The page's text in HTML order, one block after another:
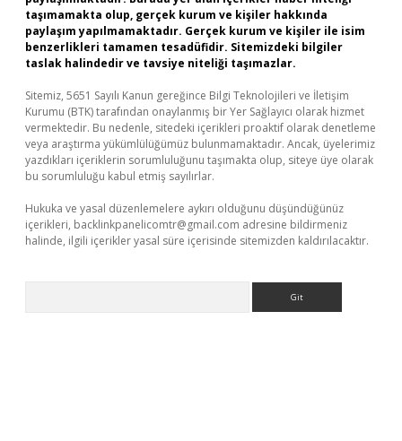
taşımamakta olup, gerçek kurum ve kişiler hakkında
paylaşım yapılmamaktadır. Gerçek kurum ve kişiler ile isim
benzerlikleri tamamen tesadüfidir. Sitemizdeki bilgiler
taslak halindedir ve tavsiye niteliği taşımazlar.
Sitemiz, 5651 Sayılı Kanun gereğince Bilgi Teknolojileri ve İletişim
Kurumu (BTK) tarafından onaylanmış bir Yer Sağlayıcı olarak hizmet
vermektedir. Bu nedenle, sitedeki içerikleri proaktif olarak denetleme
veya araştırma yükümlülüğümüz bulunmamaktadır. Ancak, üyelerimiz
yazdıkları içeriklerin sorumluluğunu taşımakta olup, siteye üye olarak
bu sorumluluğu kabul etmiş sayılırlar.
Hukuka ve yasal düzenlemelere aykırı olduğunu düşündüğünüz
içerikleri, backlinkpanelicomtr@gmail.com adresine bildirmeniz
halinde, ilgili içerikler yasal süre içerisinde sitemizden kaldırılacaktır.